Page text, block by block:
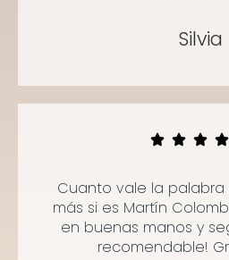
Silvia
Cuanto vale la
más si es Martín
en buenas manos y
recomendable!